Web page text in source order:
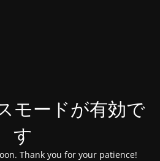
モードが有効で
す
Thank you for your patience!